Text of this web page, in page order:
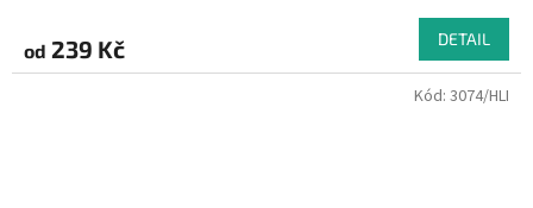
od 239 Kč DETAIL
Kód: 3074/HLI